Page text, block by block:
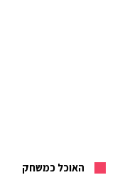
האוכל כמשחק